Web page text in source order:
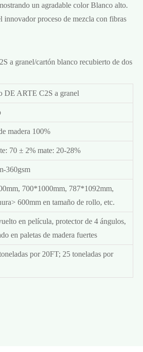
un agradable color Blanco alto.
innovador proceso de mezcla con fibras
a granel/cartón blanco recubierto de dos
DE ARTE C2S a granel
madera 100%
70 ± 2% mate: 20-28%
360gsm
700*1000mm, 787*1092mm,
600mm en tamaño de rollo, etc.
en película, protector de 4 ángulos,
en paletas de madera fuertes
por 20FT; 25 toneladas por